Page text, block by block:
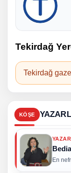
Tekirdağ
Tekirdağ
KÖŞE
YAZAR
En